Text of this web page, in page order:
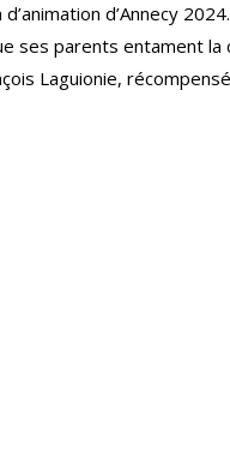
d’Annecy
ses parents entament la
Laguionie,